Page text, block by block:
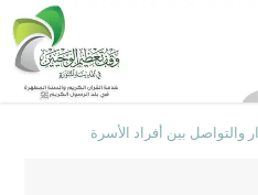
والتواصل بين أفراد الأسرة